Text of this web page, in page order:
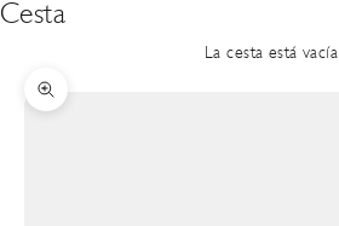
Cesta
La cesta está vacía
Zoom